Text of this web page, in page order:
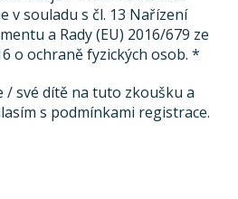
v souladu s čl. 13 Nařízení
a Rady (EU) 2016/679 ze
o ochraně fyzických osob. *
/ své dítě na tuto zkoušku a
s podmínkami registrace.